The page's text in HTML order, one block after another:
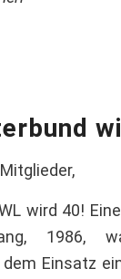
wird 40!
1986,
dem Einsatz